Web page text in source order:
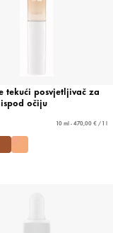
tekući posvjetljivač za
očiju
10 ml - 470,00 € / 1 l